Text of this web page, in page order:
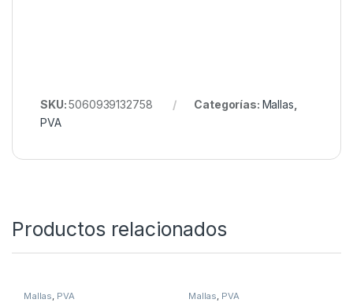
SKU:5060939132758 Categorías: Mallas
PVA
Productos relacionados
Mallas, PVA Mallas, PVA